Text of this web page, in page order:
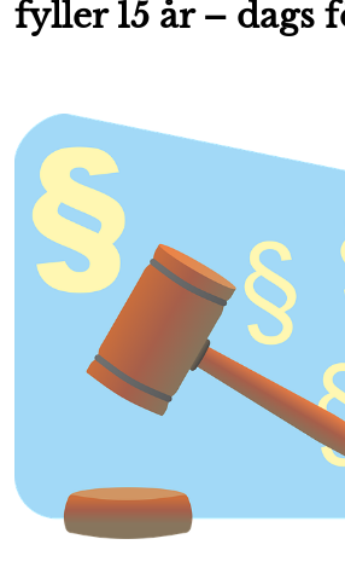
fyller 15 år – dags